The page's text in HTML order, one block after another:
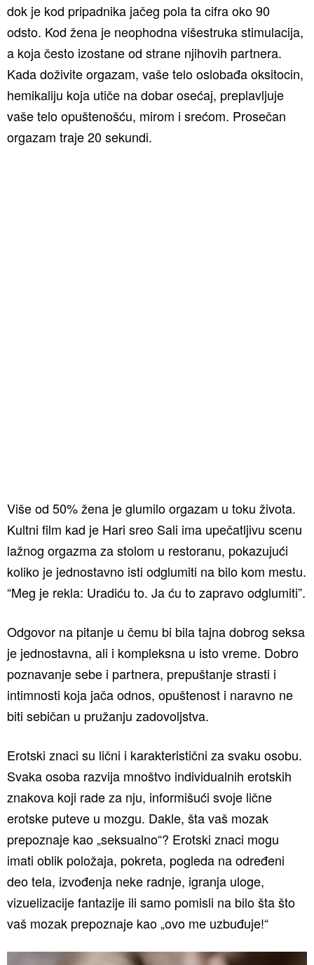
dok je kod pripadnika jačeg pola ta cifra oko 90
odsto. Kod žena je neophodna višestruka stimulacija,
a koja često izostane od strane njihovih partnera.
Kada doživite orgazam, vaše telo oslobađa oksitocin,
hemikaliju koja utiče na dobar osećaj, preplavljuje
vaše telo opuštenošću, mirom i srećom. Prosečan
orgazam traje 20 sekundi.
Više od 50% žena je glumilo orgazam u toku života.
Kultni film kad je Hari sreo Sali ima upečatljivu scenu
lažnog orgazma za stolom u restoranu, pokazujući
koliko je jednostavno isti odglumiti na bilo kom mestu.
“Meg je rekla: Uradiću to. Ja ću to zapravo odglumiti”.
Odgovor na pitanje u čemu bi bila tajna dobrog seksa
je jednostavna, ali i kompleksna u isto vreme. Dobro
poznavanje sebe i partnera, prepuštanje strasti i
intimnosti koja jača odnos, opuštenost i naravno ne
biti sebičan u pružanju zadovoljstva.
Erotski znaci su lični i karakteristični za svaku osobu.
Svaka osoba razvija mnoštvo individualnih erotskih
znakova koji rade za nju, informišući svoje lične
erotske puteve u mozgu. Dakle, šta vaš mozak
prepoznaje kao „seksualno“? Erotski znaci mogu
imati oblik položaja, pokreta, pogleda na određeni
deo tela, izvođenja neke radnje, igranja uloge,
vizuelizacije fantazije ili samo pomisli na bilo šta što
vaš mozak prepoznaje kao „ovo me uzbuđuje!“